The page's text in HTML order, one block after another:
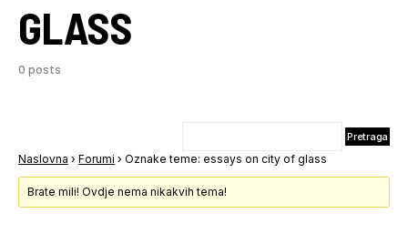
GLASS
0 posts
Naslovna › Forumi › Oznake teme: essays on city of glass
Brate mili! Ovdje nema nikakvih tema!